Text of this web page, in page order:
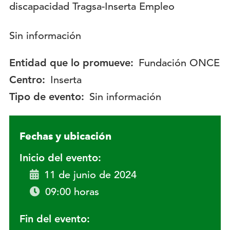
Descripción:
Sin información
Entidad que lo promueve: Fundación ONCE
Centro: Inserta
Tipo de evento: Sin información
Fechas y ubicación
Inicio del evento:
11 de junio de 2024
09:00 horas
Fin del evento: